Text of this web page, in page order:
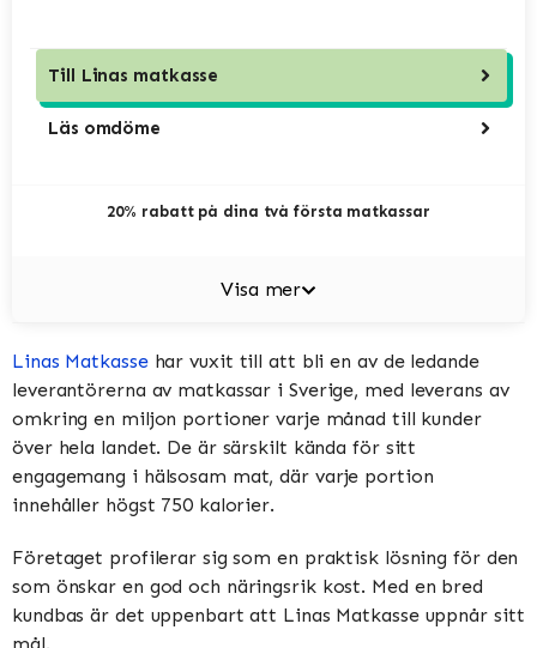
Till Linas matkasse
Läs omdöme
20% rabatt på dina två första matkassar
Visa mer
Linas Matkassehar vuxit till att bli en av de ledande
leverantörerna av matkassar i Sverige, med leverans av
omkring en miljon portioner varje månad till kunder
över hela landet. De är särskilt kända för sitt
engagemang i hälsosam mat, där varje portion
innehåller högst 750 kalorier.
Företaget profilerar sig som en praktisk lösning för den
som önskar en god och näringsrik kost. Med en bred
kundbas är det uppenbart att Linas Matkasse uppnår sitt
mål.